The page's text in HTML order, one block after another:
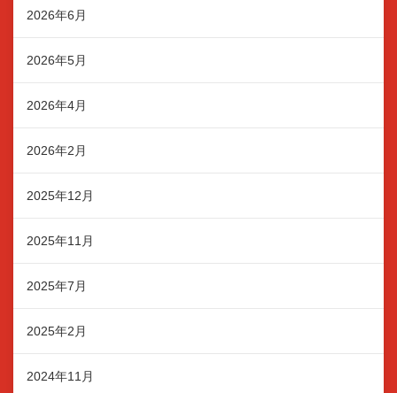
2026年6月
2026年5月
2026年4月
2026年2月
2025年12月
2025年11月
2025年7月
2025年2月
2024年11月